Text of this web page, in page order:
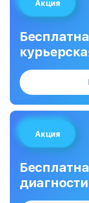
Акция
Акция